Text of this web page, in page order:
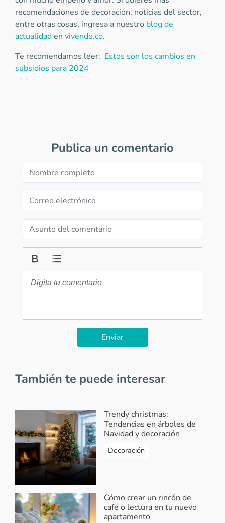
recomendaciones de decoración, noticias del sector,
entre otras cosas, ingresa a nuestro blog de
actualidaden vivendo.co.
Te recomendamos leer: Estos son los cambios en
subsidios para 2024
Publica un comentario
Enviar
También te puede interesar
Trendy christmas:
Tendencias en árboles de
Navidad y decoración
Decoración
Cómo crear un rincón de
café o lectura en tu nuevo
apartamento